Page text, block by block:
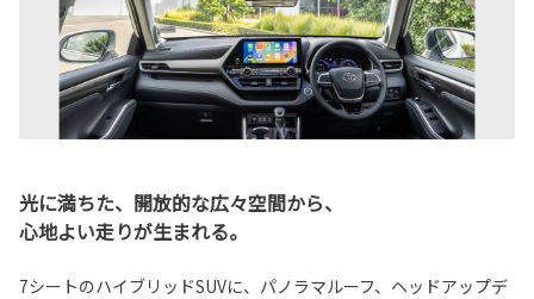
光に満ちた、開放的な広々空間から、
心地よい走りが生まれる。
7シートのハイブリッドSUVに、パノラマルーフ、ヘッドアップデ